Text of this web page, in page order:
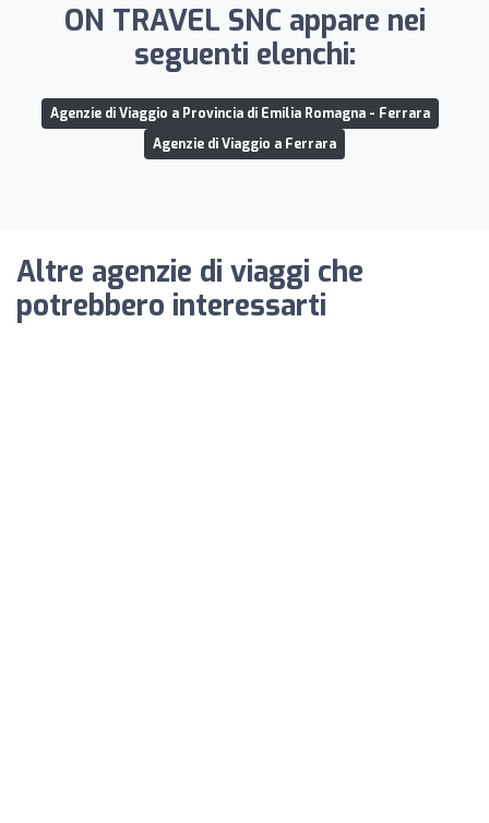
ON TRAVEL SNC appare nei
seguenti elenchi:
Agenzie di Viaggio a Provincia di Emilia Romagna - Ferrara
Agenzie di Viaggio a Ferrara
Altre agenzie di viaggi che
potrebbero interessarti